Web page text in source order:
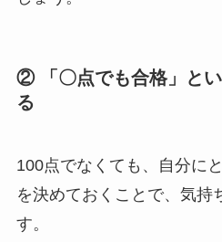
② 「〇点でも合格」と
る
100点でなくても、自分に
を決めておくことで、気持
す。